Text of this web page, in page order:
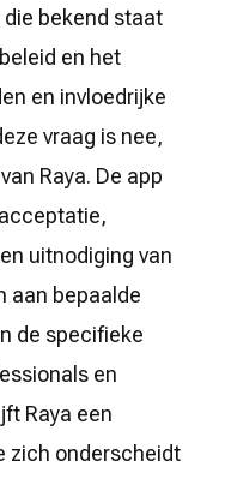
bekend staat
en het
en invloedrijke
vraag is nee,
Raya. De app
uitnodiging van
aan bepaalde
de specifieke
en
Raya een
zich onderscheidt